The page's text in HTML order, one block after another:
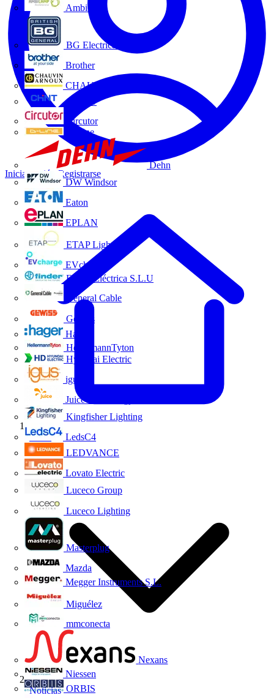
Ambilamp
BG Electrical
Brother
CHAUVIN ARNOUX
CHINT
Circutor
D-Line
Dehn
DW Windsor
Eaton
EPLAN
ETAP Lighting
EVcharge
Finder Eléctrica S.L.U
General Cable
Gewiss
Hager
HellermannTyton
Hyundai Electric
igus
Juice Technology
Kingfisher Lighting
LedsC4
LEDVANCE
Lovato Electric
Luceco Group
Luceco Lighting
Masterplug
Mazda
Megger Instruments S.L.
Miguélez
mmconecta
Nexans
Niessen
ORBIS
Iniciar sesión Registrarse
Inicio
Noticias